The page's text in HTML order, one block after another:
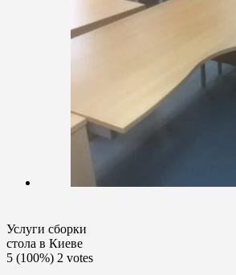
Услуги сборки
стола в Киеве
5 (100%) 2 votes